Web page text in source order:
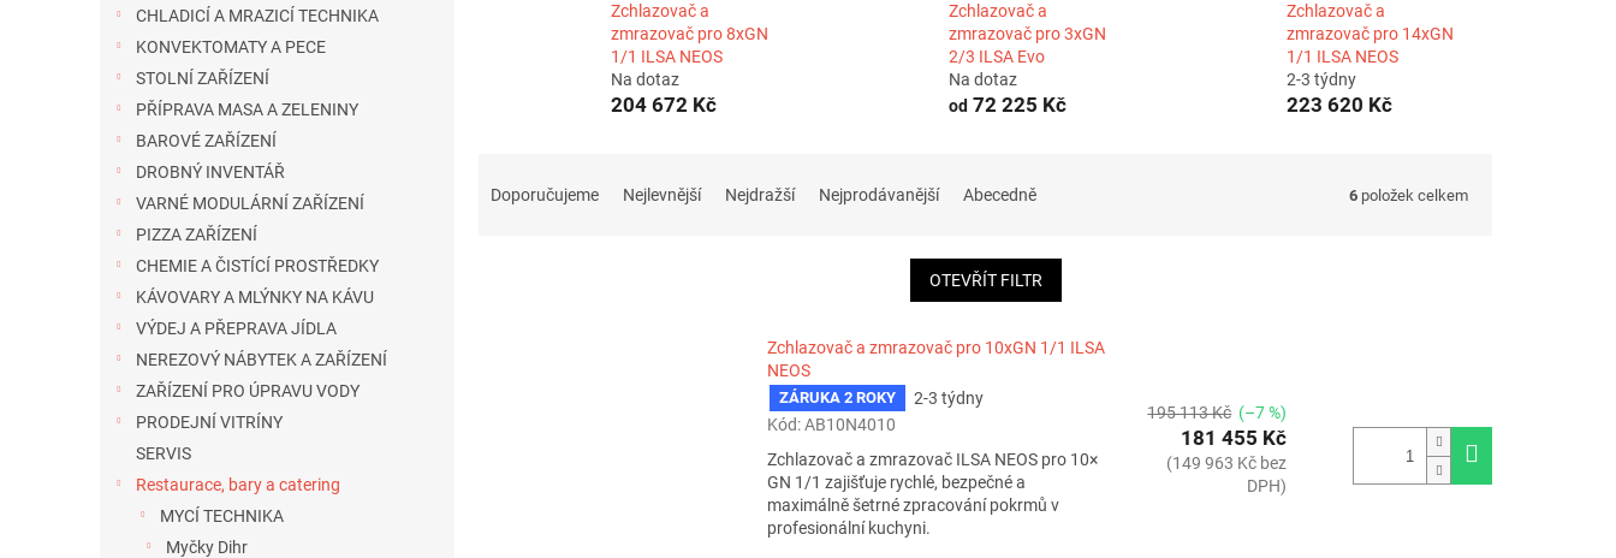
CHLADICÍ A MRAZICÍ TECHNIKA
KONVEKTOMATY A PECE
STOLNÍ ZAŘÍZENÍ
PŘÍPRAVA MASA A ZELENINY
BAROVÉ ZAŘÍZENÍ
DROBNÝ INVENTÁŘ
VARNÉ MODULÁRNÍ ZAŘÍZENÍ
PIZZA ZAŘÍZENÍ
CHEMIE A ČISTÍCÍ PROSTŘEDKY
KÁVOVARY A MLÝNKY NA KÁVU
VÝDEJ A PŘEPRAVA JÍDLA
NEREZOVÝ NÁBYTEK A ZAŘÍZENÍ
ZAŘÍZENÍ PRO ÚPRAVU VODY
PRODEJNÍ VITRÍNY
SERVIS
Restaurace, bary a catering
MYCÍ TECHNIKA
Myčky Dihr
Zchlazovač a
zmrazovač pro 8xGN
1/1 ILSA NEOS
Na dotaz
204 672 Kč
Zchlazovač a
zmrazovač pro 3xGN
2/3 ILSA Evo
Na dotaz
od72 225 Kč
Zchlazovač a
zmrazovač pro 14xGN
1/1 ILSA NEOS
2-3 týdny
223 620 Kč
Doporučujeme Nejlevnější Nejdražší Nejprodávanější Abecedně 6 položek celkem
OTEVŘÍT FILTR
Zchlazovač a zmrazovač pro 10xGN 1/1 ILSA
NEOS
ZÁRUKA 2 ROKY
2-3 týdny
Kód:AB10N4010
Zchlazovač a zmrazovač ILSA NEOS pro 10×
GN 1/1 zajišťuje rychlé, bezpečné a
maximálně šetrné zpracování pokrmů v
profesionální kuchyni.
195 113 Kč (–7 %)
181 455 Kč
(149 963 Kč bez
DPH)